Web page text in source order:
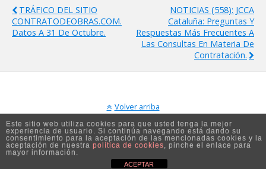
TRÁFICO DEL SITIO
CONTRATODEOBRAS.COM.
Datos A 31 De Octubre.
NOTICIAS (558): JCCA
Cataluña: Preguntas Y
Respuestas Más Frecuentes A
Las Consultas En Materia De
Contratación.
Volver arriba
Móvil Escritorio
Este sitio web utiliza cookies para que usted tenga la mejor
experiencia de usuario. Si continúa navegando está dando su
consentimiento para la aceptación de las mencionadas cookies y la
aceptación de nuestra política de cookies, pinche el enlace para
mayor información.
ACEPTAR